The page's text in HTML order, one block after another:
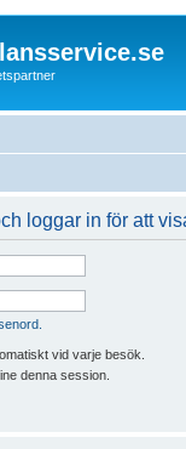
loggar in för att
vid varje besök.
denna session.